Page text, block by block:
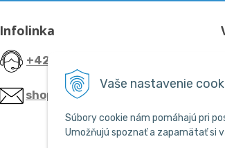
Vaše nastavenie
Súbory cookie nám pomáhajú pri
Umožňujú spoznať a zapamätať si
Infolinka
+421 918 800 200
shop@skpba.sk